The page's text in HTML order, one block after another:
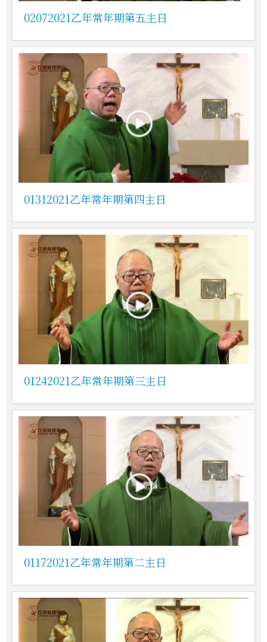
02072021乙年常年期第五主日
01312021乙年常年期第四主日
01242021乙年常年期第三主日
01172021乙年常年期第二主日